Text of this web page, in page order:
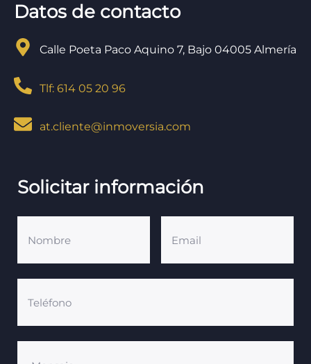
Datos de contacto
Calle Poeta Paco Aquino 7, Bajo 04005 Almería
Tlf: 614 05 20 96
at.cliente@inmoversia.com
Solicitar información